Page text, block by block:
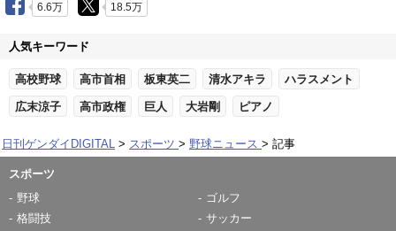
6.6万 18.5万
人気キーワード
高校野球 高市首相 板東英二 清水アキラ ハラスメント
広末涼子 高市政権 巨人 大岩剛 ピアノ
日刊ゲンダイDIGITAL スポーツ 野球ニュース 記事
スポーツ
野球
ゴルフ
格闘技
サッカー